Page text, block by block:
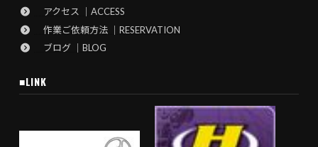
アクセス ｜ACCESS
作業ご依頼方法 ｜RESERVATION
ブログ ｜BLOG
■LINK